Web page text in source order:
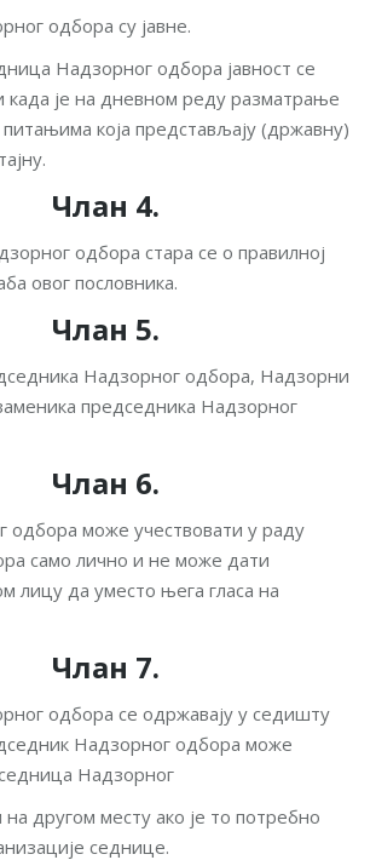
одбора су јавне.
Надзорног одбора јавност се
је на дневном реду разматрање
која представљају (државну)
Члан 4.
одбора стара се о правилној
овог пословника.
Члан 5.
Надзорног одбора, Надзорни
председника Надзорног
Члан 6.
одбора може учествовати у раду
само лично и не може дати
лицу да уместо њега гласа на
Члан 7.
одбора се одржавају у седишту
Надзорног одбора може
Надзорног
другом месту ако је то потребно
седнице.